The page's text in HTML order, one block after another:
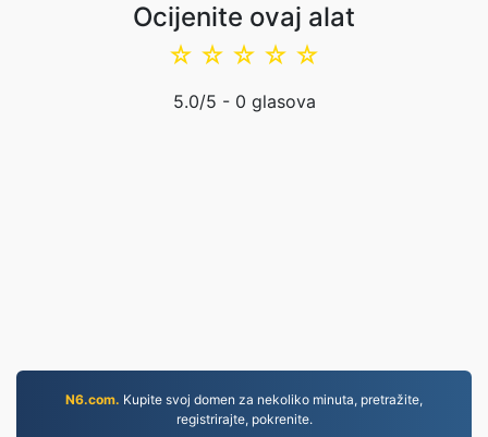
Ocijenite ovaj alat
☆
☆
☆
☆
☆
5.0/5 - 0 glasova
N6.com. Kupite svoj domen za nekoliko minuta, pretražite,
registrirajte, pokrenite.